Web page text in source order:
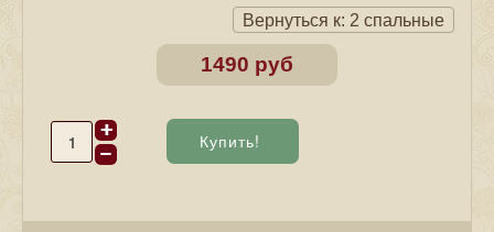
Вернуться к: 2 спальные
1490 руб